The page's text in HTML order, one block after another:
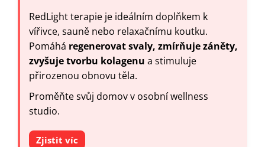
RedLight terapie je ideálním doplňkem k
vířivce, sauně nebo relaxačnímu koutku.
Pomáhá regenerovat svaly, zmírňuje záněty,
zvyšuje tvorbu kolagenu a stimuluje
přirozenou obnovu těla.
Proměňte svůj domov v osobní wellness
studio.
Zjistit víc